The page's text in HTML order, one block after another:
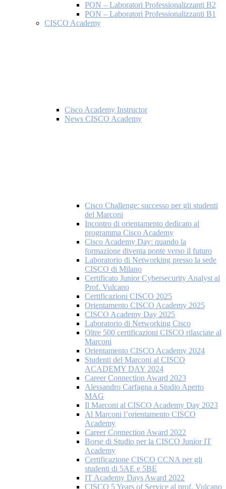
PON – Laboratori Professionalizzanti B2
PON – Laboratori Professionalizzanti B1
CISCO Academy
Cisco Academy Instructor
News CISCO Academy
Cisco Challenge: successo per gli studenti
del Marconi
Incontro di orientamento dedicato al
programma Cisco Academy
Cisco Academy Day: quando la
formazione diventa ponte verso il futuro
Laboratorio di Networking presso la sede
CISCO di Milano
Certificato Junior Cybersecurity Analyst al
Prof. Vulcano
Certificazioni CISCO 2025
Orientamento CISCO Academy 2025
CISCO Academy Day 2025
Laboratorio di Networking Cisco
Oltre 500 certificazioni CISCO rilasciate al
Marconi
Orientamento CISCO Academy 2024
Studenti del Marconi al CISCO
ACADEMY DAY 2024
Career Connection Award 2023
Alessandro Carfagna a Studio Aperto
MAG
Il Marconi al CISCO Academy Day 2023
Al Marconi l’orientamento CISCO
Academy
Career Connection Award 2022
Borse di Studio per la CISCO Junior IT
Academy
Certificazione CISCO CCNA per gli
studenti di 5AE e 5BE
IT Academy Days Award 2022
CISCO 5 Years of Service al prof. Vulcano